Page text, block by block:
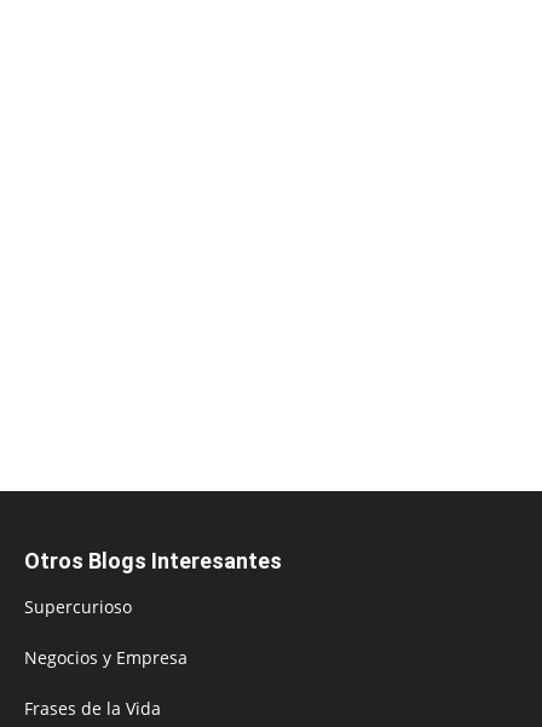
Otros Blogs Interesantes
Supercurioso
Negocios y Empresa
Frases de la Vida